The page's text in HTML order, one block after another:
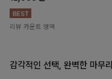
리뷰 카운트 영역
감각적인 선택, 완벽한 마무리